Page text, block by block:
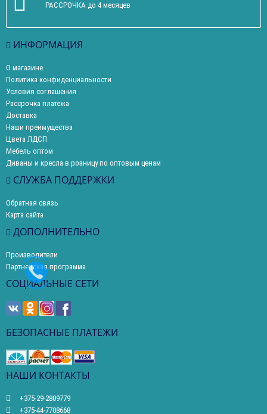
РАССРОЧКА до 4 месяцев
ИНФОРМАЦИЯ
О магазине
Политика конфиденциальности
Условия соглашения
Рассрочка платежа
Доставка
Наши преимущества
Цвета ЛДСП
Мебель оптом
Диваны и кресла в розницу по оптовым ценам
СЛУЖБА ПОДДЕРЖКИ
Обратная связь
Карта сайта
ДОПОЛНИТЕЛЬНО
Производители
Партнерская программа
СОЦИАЛЬНЫЕ СЕТИ
БЕЗОПАСНЫЕ ПЛАТЕЖИ
НАШИ КОНТАКТЫ
+375-29-2809779
+375-44-7708668